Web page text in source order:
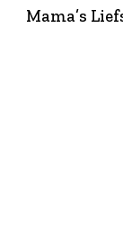
Mama’s